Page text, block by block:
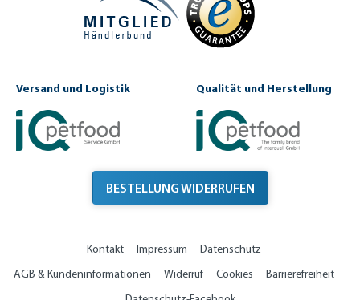
Versand und Logistik Qualität und Herstellung
BESTELLUNG WIDERRUFEN
Kontakt Impressum
Datenschutz
AGB & Kundeninformationen
Widerruf Cookies
Barrierefreiheit